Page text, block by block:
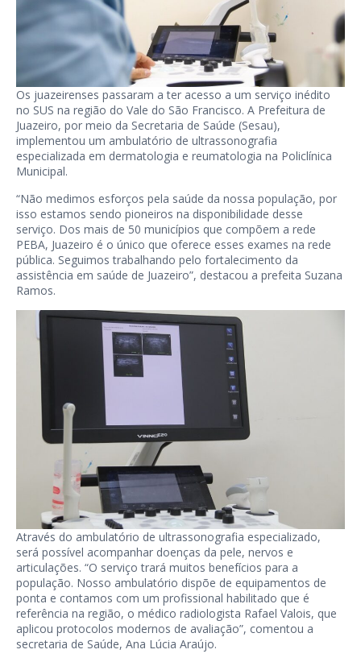
Os juazeirenses passaram a ter acesso a um serviço inédito
no SUS na região do Vale do São Francisco. A Prefeitura de
Juazeiro, por meio da Secretaria de Saúde (Sesau),
implementou um ambulatório de ultrassonografia
especializada em dermatologia e reumatologia na Policlínica
Municipal.
“Não medimos esforços pela saúde da nossa população, por
isso estamos sendo pioneiros na disponibilidade desse
serviço. Dos mais de 50 municípios que compõem a rede
PEBA, Juazeiro é o único que oferece esses exames na rede
pública. Seguimos trabalhando pelo fortalecimento da
assistência em saúde de Juazeiro”, destacou a prefeita Suzana
Ramos.
Através do ambulatório de ultrassonografia especializado,
será possível acompanhar doenças da pele, nervos e
articulações. “O serviço trará muitos benefícios para a
população. Nosso ambulatório dispõe de equipamentos de
ponta e contamos com um profissional habilitado que é
referência na região, o médico radiologista Rafael Valois, que
aplicou protocolos modernos de avaliação”, comentou a
secretaria de Saúde, Ana Lúcia Araújo.